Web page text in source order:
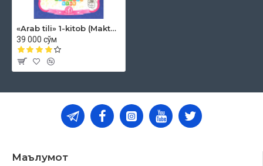
«Arab tili» 1-kitob (Maktabgacha yoshdagi bolalar uchun)
39 000 сўм
Маълумот